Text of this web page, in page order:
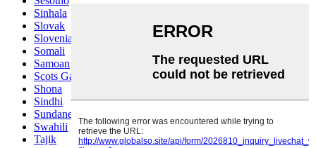
Sinhala
Slovak
Slovenian
Somali
Samoan
Scots Gaelic
Shona
Sindhi
Sundanese
Swahili
Tajik